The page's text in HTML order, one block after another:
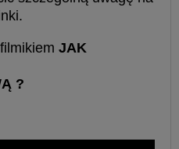
JAK
?